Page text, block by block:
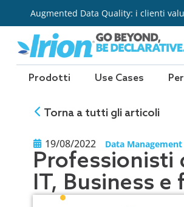
contenuto
Augmented Data Quality: i clienti
Prodotti Use Cases
Torna a tutti gli articoli
19/08/2022 Data
Professionisti
IT, Business